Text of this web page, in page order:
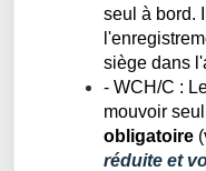
seul à bord.
siège dans
- WCH/C :
mouvoir
obligatoire
réduite et